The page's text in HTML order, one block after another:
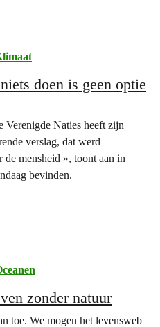
doen is geen optie
Verenigde Naties heeft zijn
verslag, dat werd
mensheid », toont aan in
bevinden.
zonder natuur
toe. We mogen het levensweb